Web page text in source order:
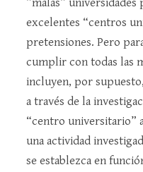
excelentes “centros
pretensiones. Pero
cumplir con todas las
incluyen, por
a través de la
“centro universitario”
una actividad
se establezca en